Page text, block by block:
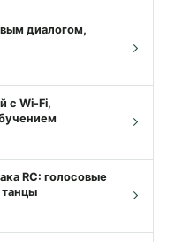
диалогом,
составляла ₪122.18.
с Wi-Fi,
составляла ₪77.95.
RC: голосовые